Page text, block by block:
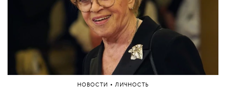
НОВОСТИ • ЛИЧНОСТЬ